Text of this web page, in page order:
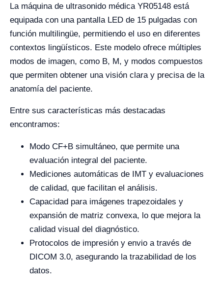
La máquina de ultrasonido médica YR05148 está
equipada con una pantalla LED de 15 pulgadas con
función multilingüe, permitiendo el uso en diferentes
contextos lingüísticos. Este modelo ofrece múltiples
modos de imagen, como B, M, y modos compuestos
que permiten obtener una visión clara y precisa de la
anatomía del paciente.
Entre sus características más destacadas
encontramos:
Modo CF+B simultáneo, que permite una
evaluación integral del paciente.
Mediciones automáticas de IMT y evaluaciones
de calidad, que facilitan el análisis.
Capacidad para imágenes trapezoidales y
expansión de matriz convexa, lo que mejora la
calidad visual del diagnóstico.
Protocolos de impresión y envio a través de
DICOM 3.0, asegurando la trazabilidad de los
datos.